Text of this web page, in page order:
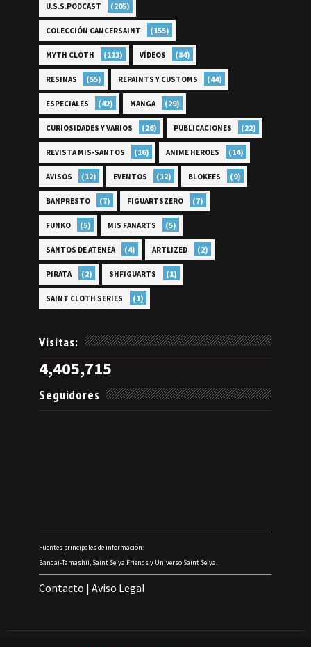
U.S.S.PODCAST (205)
COLECCIÓN CANCERSAINT (155)
MYTH CLOTH (113) VÍDEOS (84)
RESINAS (55) REPAINTS Y CUSTOMS (44)
ESPECIALES (42) MANGA (29)
CURIOSIDADES Y VARIOS (26) PUBLICACIONES (22)
REVISTA MIS-SANTOS (16) ANIME HEROES (14)
AVISOS (12) EVENTOS (12) BLOKEES (9)
BANPRESTO (7) FIGUARTSZERO (7)
FUNKO (5) MIS FANARTS (5)
SANTOS DE ATENEA (4) ARTLIZED (2)
PIRATA (2) SHFIGUARTS (1)
SAINT CLOTH SERIES (1)
Visitas:
4,405,715
Seguidores
Fuentes principales de información:
Bandai-Tamashii, Saint Seiya Friends y Universo Saint Seiya.
Contacto |Aviso Legal